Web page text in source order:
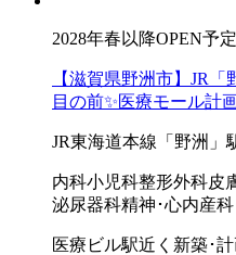
2028年春以降OPEN予定
【滋賀県野洲市】JR
目の前✨医療モール計
JR東海道本線「野洲」
内科小児科整形外科皮
泌尿器科精神･心内産
医療ビル駅近く 新築･